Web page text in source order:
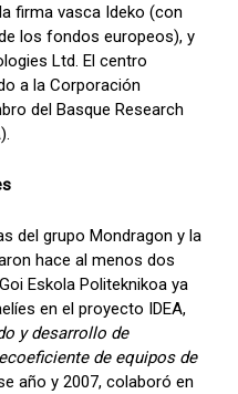
firma vasca Ideko (con
los fondos europeos), y
Ltd. El centro
a la Corporación
del Basque Research
del grupo Mondragon y la
hace al menos dos
Eskola Politeknikoa ya
en el proyecto IDEA,
y desarrollo de
de equipos de
año y 2007, colaboró en